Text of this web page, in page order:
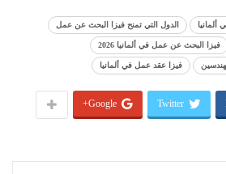
الدول التي تمنح فيزا البحث عن عمل
فيزا البحث عن عمل في ألمانيا 2026
فيزا عقد عمل في ألمانيا
Twitter
Google+